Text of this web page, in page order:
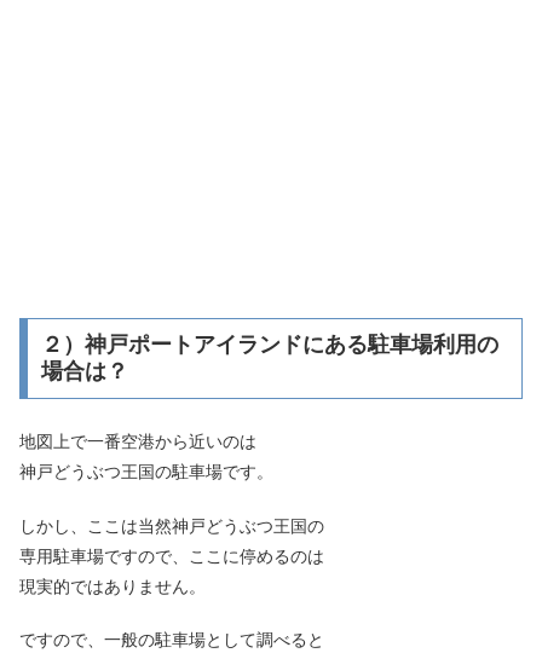
２）神戸ポートアイランドにある駐車場利用の
場合は？
地図上で一番空港から近いのは
神戸どうぶつ王国の駐車場です。
しかし、ここは当然神戸どうぶつ王国の
専用駐車場ですので、ここに停めるのは
現実的ではありません。
ですので、一般の駐車場として調べると